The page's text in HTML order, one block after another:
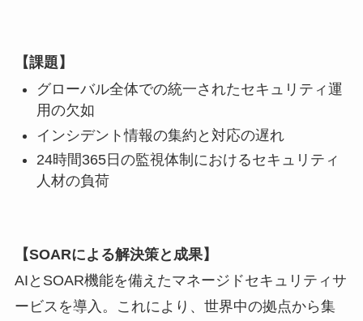
【課題】
グローバル全体での統一されたセキュリティ運
用の欠如
インシデント情報の集約と対応の遅れ
24時間365日の監視体制におけるセキュリティ
人材の負荷
【SOARによる解決策と成果】
AIとSOAR機能を備えたマネージドセキュリティサ
ービスを導入。これにより、世界中の拠点から集